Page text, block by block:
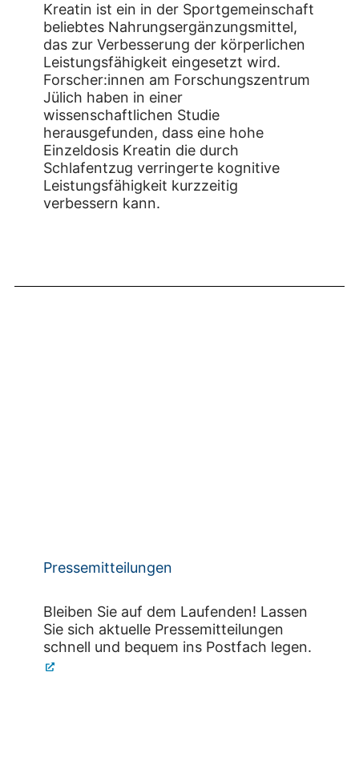
Kreatin ist ein in der Sportgemeinschaft
beliebtes Nahrungsergänzungsmittel,
das zur Verbesserung der körperlichen
Leistungsfähigkeit eingesetzt wird.
Forscher:innen am Forschungszentrum
Jülich haben in einer
wissenschaftlichen Studie
herausgefunden, dass eine hohe
Einzeldosis Kreatin die durch
Schlafentzug verringerte kognitive
Leistungsfähigkeit kurzzeitig
verbessern kann.
Pressemitteilungen
Bleiben Sie auf dem Laufenden! Lassen
Sie sich aktuelle Pressemitteilungen
schnell und bequem ins Postfach legen.